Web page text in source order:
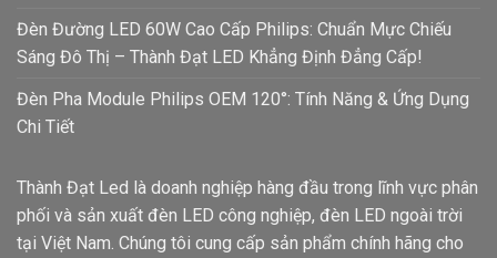
Đèn Đường LED 60W Cao Cấp Philips: Chuẩn Mực Chiếu
Sáng Đô Thị – Thành Đạt LED Khẳng Định Đẳng Cấp!
Đèn Pha Module Philips OEM 120°: Tính Năng & Ứng Dụng
Chi Tiết
Thành Đạt Led là doanh nghiệp hàng đầu trong lĩnh vực phân
phối và sản xuất đèn LED công nghiệp, đèn LED ngoài trời
tại Việt Nam. Chúng tôi cung cấp sản phẩm chính hãng cho